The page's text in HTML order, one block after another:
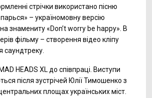
стрічки використано пісню
– україномовну версію
знамениту «Don’t worry be happy». В
фільму – створення відео кліпу
саундтреку.
HEADS XL до співпраці. Виступи
після зустрічей Юлії Тимошенко з
площах українських міст.